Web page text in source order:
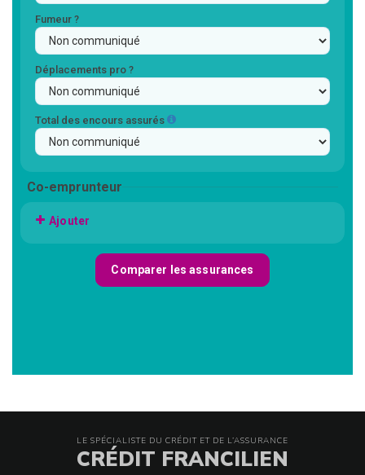
LE SPÉCIALISTE DU CRÉDIT ET DE L’ASSURANCE
CRÉDIT FRANCILIEN